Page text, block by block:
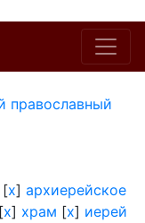
православный
[x] архиерейское
[x] храм [x] иерей